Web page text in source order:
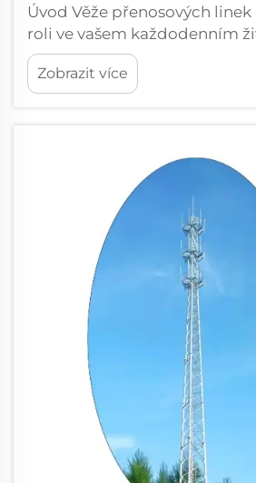
Úvod Věže přenosových
roli ve vašem každodenním
vysoké struktury dodávají
elektráren do vašeho města.
dodávku energie pro
Zobrazit více